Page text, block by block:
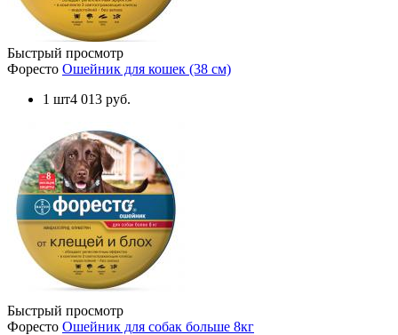
Быстрый просмотр
Форесто Ошейник для кошек (38 см)
1 шт4 013 руб.
Быстрый просмотр
Форесто Ошейник для собак больше 8кг